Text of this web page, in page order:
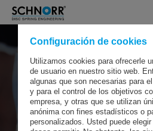
Configuración de cookies
Utilizamos cookies para ofrecerle
de usuario en nuestro sitio web.
algunas que son necesarias para
y para el control de los objetivos
empresa, y otras que se utilizan
anónima con fines estadísticos o
personalizados. Usted puede